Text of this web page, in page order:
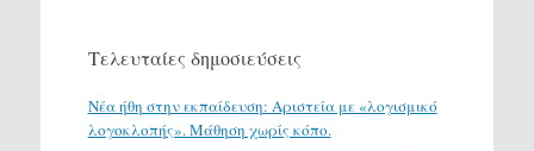
Τελευταίες δημοσιεύσεις
Νέα ήθη στην εκπαίδευση: Αριστεία με «λογισμικό
λογοκλοπής». Μάθηση χωρίς κόπο.